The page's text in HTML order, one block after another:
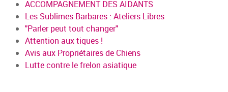
ACCOMPAGNEMENT DES AIDANTS
Les Sublimes Barbares : Ateliers Libres
"Parler peut tout changer"
Attention aux tiques !
Avis aux Propriétaires de Chiens
Lutte contre le frelon asiatique